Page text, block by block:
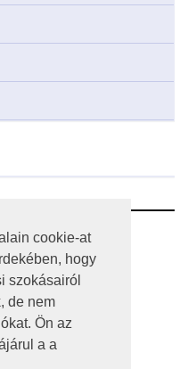
cookie-at
hogy
szokásairól
de nem
Ön az
a a